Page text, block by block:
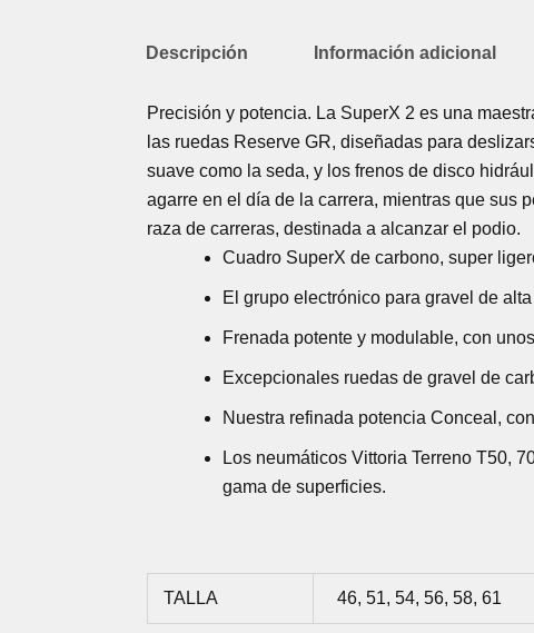
Descripción Información adicional
Precisión y potencia. La SuperX 2 es una
las ruedas Reserve GR, diseñadas para
suave como la seda, y los frenos de disco
agarre en el día de la carrera, mientras que sus
raza de carreras, destinada a alcanzar el podio.
Cuadro SuperX de carbono, super
El grupo electrónico para gravel de
Frenada potente y modulable, con
Excepcionales ruedas de gravel de
Nuestra refinada potencia Conceal,
Los neumáticos Vittoria Terreno T50,
gama de superficies.
TALLA 46, 51, 54, 56, 58, 61